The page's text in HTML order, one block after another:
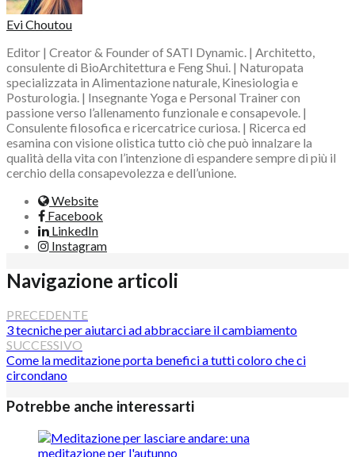
Evi Choutou
Editor | Creator & Founder of SATI Dynamic. | Architetto,
consulente di BioArchitettura e Feng Shui. | Naturopata
specializzata in Alimentazione naturale, Kinesiologia e
Posturologia. | Insegnante Yoga e Personal Trainer con
passione verso l’allenamento funzionale e consapevole. |
Consulente filosofica e ricercatrice curiosa. | Ricerca ed
esamina con visione olistica tutto ciò che può innalzare la
qualità della vita con l’intenzione di espandere sempre di più il
cerchio della consapevolezza e dell’unione.
Website
Facebook
LinkedIn
Instagram
Navigazione articoli
PRECEDENTE
3 tecniche per aiutarci ad abbracciare il cambiamento
SUCCESSIVO
Come la meditazione porta benefici a tutti coloro che ci
circondano
Potrebbe anche interessarti